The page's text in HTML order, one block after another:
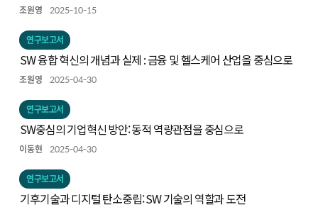
주요 사례
조원영 2025-10-15
연구보고서
SW 융합 혁신의 개념과 실제 : 금융 및 헬스케어 산업을 중심으로
조원영 2025-04-30
연구보고서
SW중심의 기업혁신 방안: 동적 역량관점을 중심으로
이동현 2025-04-30
연구보고서
기후기술과 디지털 탄소중립: SW 기술의 역할과 도전